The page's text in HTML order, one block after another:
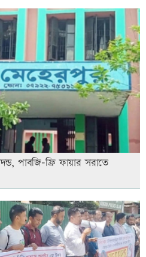
পাবজি-ফ্রি ফায়ার সরাতে